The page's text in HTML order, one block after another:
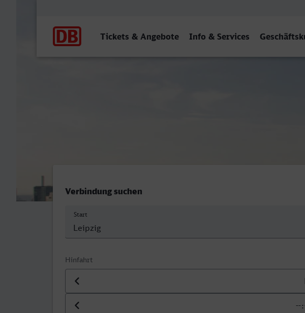
Tickets & Angebote Info & Services
Verbindung suchen
Start
Hinfahrt
Datum der Hinfahrt
Uhrzeit der Hinfahrt